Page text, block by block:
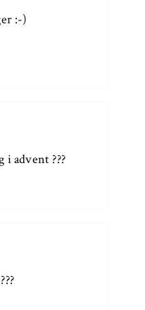
:-)
i advent ???